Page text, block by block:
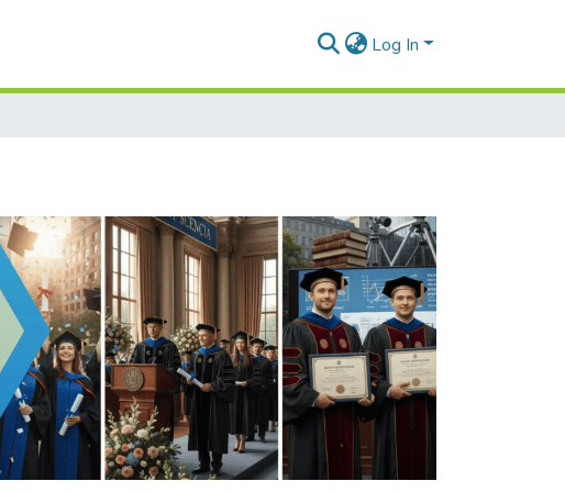
Log In